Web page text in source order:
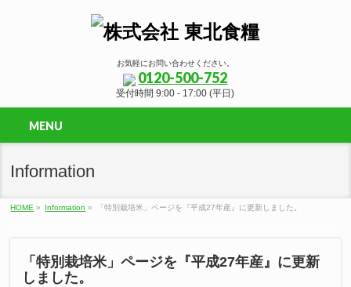
お気軽にお問い合わせください。
0120-500-752
受付時間 9:00 - 17:00 (平日)
MENU
Information
HOME » Information » 「特別栽培米」ページを『平成27年産』に更新しました。
「特別栽培米」ページを『平成27年産』に更新
しました。